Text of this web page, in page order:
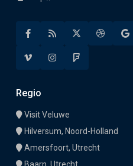
Regio
Visit Veluwe
Hilversum, Noord-Holland
Amersfoort, Utrecht